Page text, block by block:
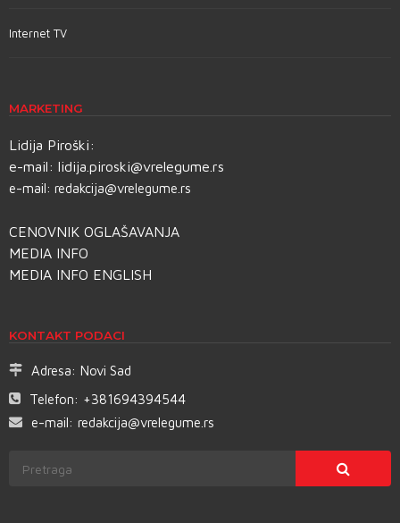
Internet TV
MARKETING
Lidija Piroški:
e-mail: lidija.piroski@vrelegume.rs
e-mail: redakcija@vrelegume.rs
CENOVNIK OGLAŠAVANJA
MEDIA INFO
MEDIA INFO ENGLISH
KONTAKT PODACI
Adresa: Novi Sad
Telefon: +381694394544
e-mail: redakcija@vrelegume.rs